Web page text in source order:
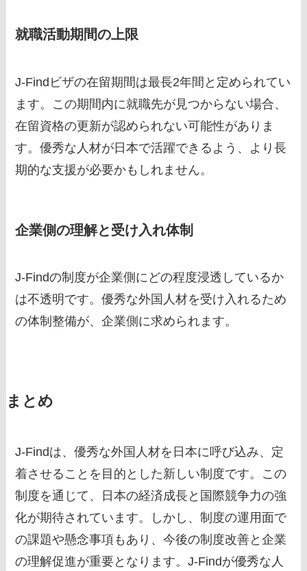
就職活動期間の上限
J-Findビザの在留期間は最長2年間と定められてい
ます。この期間内に就職先が見つからない場合、
在留資格の更新が認められない可能性がありま
す。優秀な人材が日本で活躍できるよう、より長
期的な支援が必要かもしれません。
企業側の理解と受け入れ体制
J-Findの制度が企業側にどの程度浸透しているか
は不透明です。優秀な外国人材を受け入れるため
の体制整備が、企業側に求められます。
まとめ
J-Findは、優秀な外国人材を日本に呼び込み、定
着させることを目的とした新しい制度です。この
制度を通じて、日本の経済成長と国際競争力の強
化が期待されています。しかし、制度の運用面で
の課題や懸念事項もあり、今後の制度改善と企業
の理解促進が重要となります。J-Findが優秀な人